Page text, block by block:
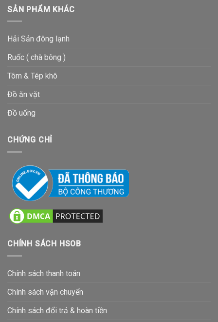
SẢN PHẨM KHÁC
Hải Sản đông lạnh
Ruốc ( chà bông )
Tôm & Tép khô
Đồ ăn vặt
Đồ uống
CHỨNG CHỈ
CHÍNH SÁCH HSOB
Chính sách thanh toán
Chính sách vận chuyển
Chính sách đổi trả & hoàn tiền